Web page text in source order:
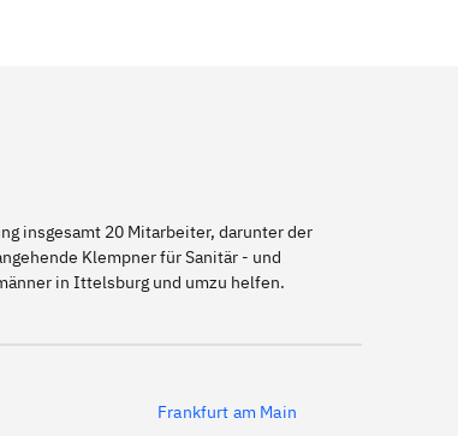
insgesamt 20 Mitarbeiter, darunter der
Klempner für Sanitär - und
in Ittelsburg und umzu helfen.
Frankfurt am Main